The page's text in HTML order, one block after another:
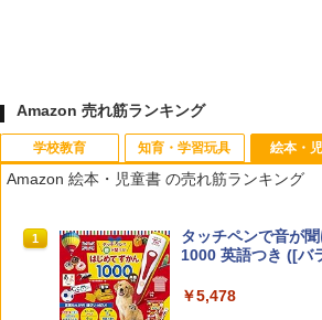
Amazon 売れ筋ランキング
学校教育
1 先生のための
知育・学習玩具
1
Amazon Fire HD
ンチ) ピンク 対象年
絵本・
Amazon 絵本・児童書 の売れ筋ランキング
1
タッチペンで音が
1000 英語つき ([バ
￥5,478